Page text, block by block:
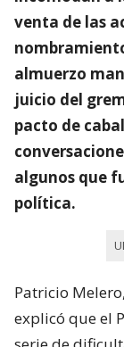
venta de las
almuerzo
juicio del
pacto de
algunos que
política.
Patricio
explicó que el